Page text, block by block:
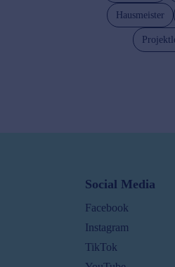
Hausmeister
Social Media
Facebook
Instagram
TikTok